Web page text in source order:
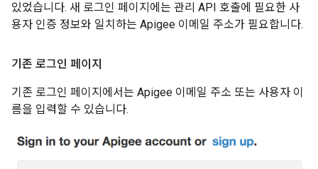
있었습니다. 새 로그인 페이지에는 관리 API 호출에 필요한 사
용자 인증 정보와 일치하는 Apigee 이메일 주소가 필요합니다.
기존 로그인 페이지
기존 로그인 페이지에서는 Apigee 이메일 주소 또는 사용자 이
름을 입력할 수 있습니다.